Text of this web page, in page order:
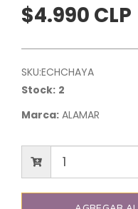
$4.990 CLP
SKU:ECHCHAYA
Stock: 2
Marca: ALAMAR